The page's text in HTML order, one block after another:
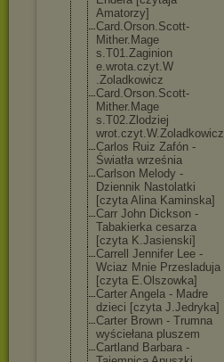
Amatorzy]
Card.Orson.Scott-
Mither.Mage
s.T01.Zaginion
e.wrota.czyt.W
.Zoladkowicz
Card.Orson.Scott-
Mither.Mage
s.T02.Zlodziej
wrot.czyt.W.Zo ladkowicz
Carlos Ruiz Zafón -
Światła września
Carlson Melody -
Dziennik Nastolatki
[czyta Alina Kaminska]
Carr John Dickson -
Tabakierka cesarza
[czyta K.Jasienski]
Carrell Jennifer Lee -
Wciaz Mnie Przesladuja
[czyta E.Olszowka]
Carter Angela - Madre
dzieci [czyta J.Jedryka]
Carter Brown - Trumna
wyściełana pluszem
Cartland Barbara -